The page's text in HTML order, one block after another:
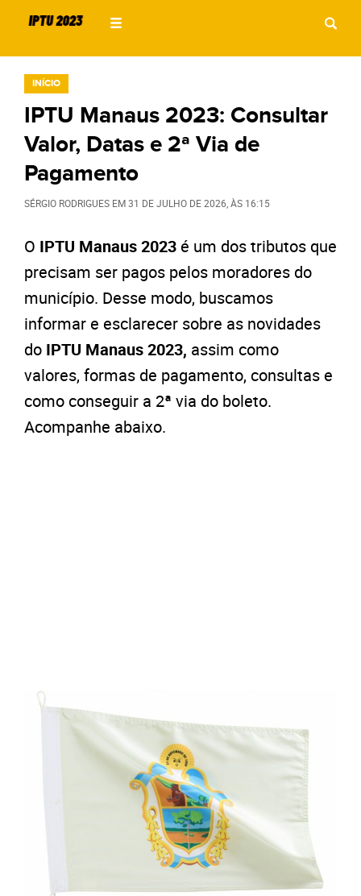
INÍCIO
IPTU Manaus 2023: Consultar
Valor, Datas e 2ª Via de
Pagamento
SÉRGIO RODRIGUES EM31 DE JULHO DE 2026 , ÀS 16:15
O IPTU Manaus 2023 é um dos tributos que
precisam ser pagos pelos moradores do
município. Desse modo, buscamos
informar e esclarecer sobre as novidades
do IPTU Manaus 2023, assim como
valores, formas de pagamento, consultas e
como conseguir a 2ª via do boleto.
Acompanhe abaixo.